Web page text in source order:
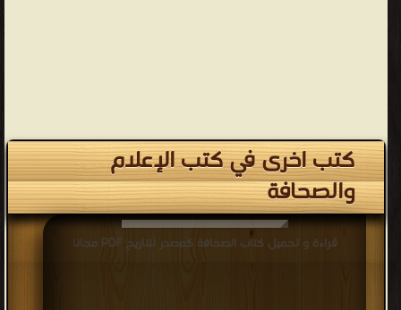
كتب اخرى في كتب الإعلام
والصحافة
قراءة و تحميل كتاب الصحافة كمصدر للتاريخ PDF مجانا